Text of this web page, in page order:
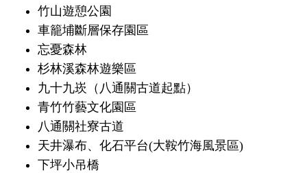
竹山遊憩公園
車籠埔斷層保存園區
忘憂森林
杉林溪森林遊樂區
九十九崁（八通關古道起點）
青竹竹藝文化園區
八通關社寮古道
天井瀑布、化石平台(大鞍竹海風景區)
下坪小吊橋